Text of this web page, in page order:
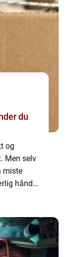
du
og
Men selv
miste
hånd. I